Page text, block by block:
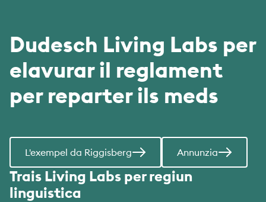
Dudesch Living Labs per
elavurar il reglament
per reparter ils meds
L'exempel da Riggisberg Annunzia
Trais Living Labs per regiun
linguistica